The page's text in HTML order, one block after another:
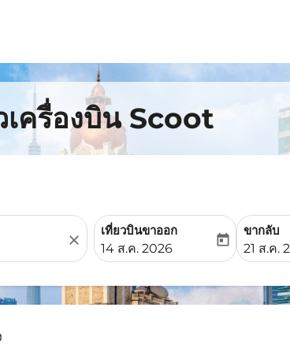
ครื่องบิน Scoot
close
เที่ยวบินขาออก
fc-booking-departure-date-
14 ส.ค. 2026
today
ขากลับ
fc-
21 ส.ค.